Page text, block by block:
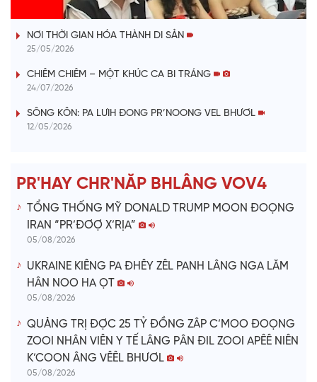
a
V
i
e
o
VÀI PHÚT DÀNH CHO QUẢNG BÁ
NƠI THỜI GIAN HÓA THÀNH DI SẢN
25/05/2026
CHIÊM CHIÊM – MỘT KHÚC CA BI TRÁNG
24/07/2026
SÔNG KÔN: PA LƯIH ĐONG PR’NOONG VEL BHƯƠL
12/05/2026
PR'HAY CHR'NĂP BHLÂNG VOV4
TỔNG THỐNG MỸ DONALD TRUMP MOON ĐOỌNG
IRAN “PR’ĐƠỢ X’RỊA”
05/08/2026
UKRAINE KIÊNG PA ĐHÊY ZÊL PANH LÂNG NGA LĂM
HÂN NOO HA ỌT
05/08/2026
QUẢNG TRỊ ĐỢC 25 TỶ ĐỒNG ZÂP C’MOO ĐOỌNG
ZOOI NHÂN VIÊN Y TẾ LÂNG PÂN ĐIL ZOOI APÊÊ NIÊN
K’COON ÂNG VÊÊL BHƯƠL
05/08/2026